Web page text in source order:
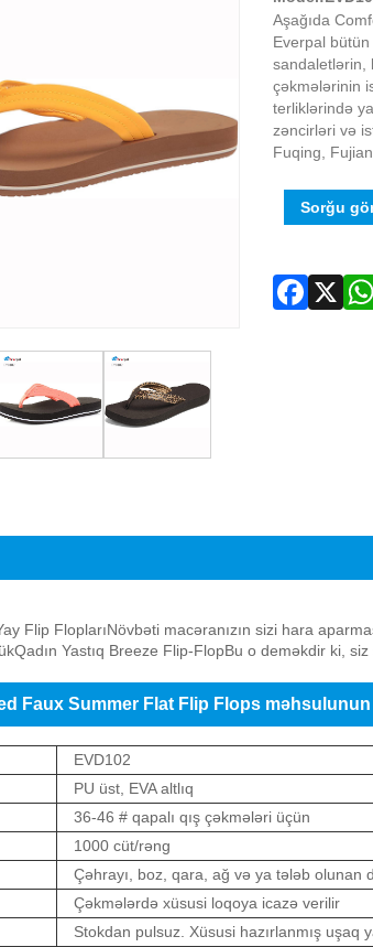
Aşağıda
Everpal bütün
sandaletlərin,
çəkmələrinin
terliklərində
zəncirləri və
Fuqing,
Sorğu
Summer Flat Flip Flops məhsulunun
Flip FloplarıNövbəti macəranızın sizi hara
Qadın Yastıq Breeze Flip-FlopBu o deməkdir ki,
Faux Summer Flat Flip Flops
EVD102
PU üst, EVA altlıq
36-46 # qapalı qış çəkmələri üçün
1000 cüt/rəng
Çəhrayı, boz, qara, ağ və ya tələb olunan
Çəkmələrdə xüsusi loqoya icazə verilir
Stokdan pulsuz. Xüsusi hazırlanmış uşaq